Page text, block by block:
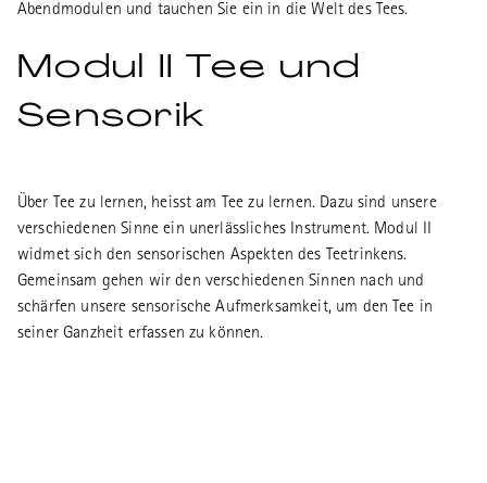
Abendmodulen und tauchen Sie ein in die Welt des Tees.
Modul II Tee und
Sensorik
Über Tee zu lernen, heisst am Tee zu lernen. Dazu sind unsere
verschiedenen Sinne ein unerlässliches Instrument. Modul II
widmet sich den sensorischen Aspekten des Teetrinkens.
Gemeinsam gehen wir den verschiedenen Sinnen nach und
schärfen unsere sensorische Aufmerksamkeit, um den Tee in
seiner Ganzheit erfassen zu können.